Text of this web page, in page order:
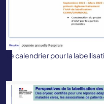
Le calendrier pour la